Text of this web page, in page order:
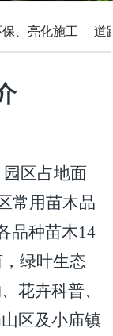
、亮化施工 道
区占地面
常用苗木品
品种苗木14
绿叶生态
花卉科普、
区及小庙镇